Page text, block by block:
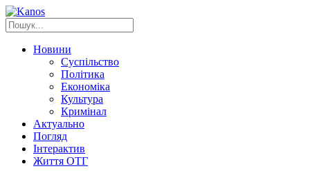
Новини
Суспільство
Політика
Економіка
Культура
Кримінал
Актуально
Погляд
Інтерактив
Життя ОТГ